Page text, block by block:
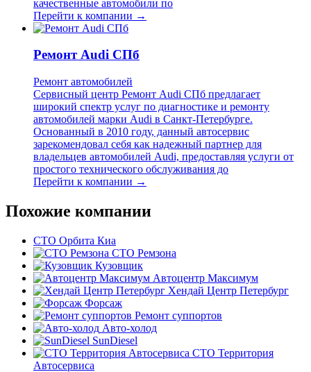
качественные автомобили по
Перейти к компании →
Ремонт Audi СПб
Ремонт автомобилей
Сервисный центр Ремонт Audi СПб предлагает
широкий спектр услуг по диагностике и ремонту
автомобилей марки Audi в Санкт-Петербурге.
Основанный в 2010 году, данный автосервис
зарекомендовал себя как надежный партнер для
владельцев автомобилей Audi, предоставляя услуги от
простого технического обслуживания до
Перейти к компании →
Похожие компании
СТО Орбита Киа
СТО Ремзона
Кузовщик
Автоцентр Максимум
Хендай Центр Петербург
Форсаж
Ремонт суппортов
Авто-холод
SunDiesel
СТО Территория
Автосервиса